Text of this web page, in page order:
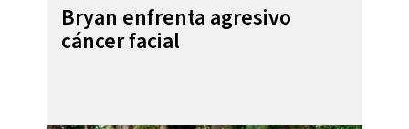
Bryan enfrenta agresivo
cáncer facial